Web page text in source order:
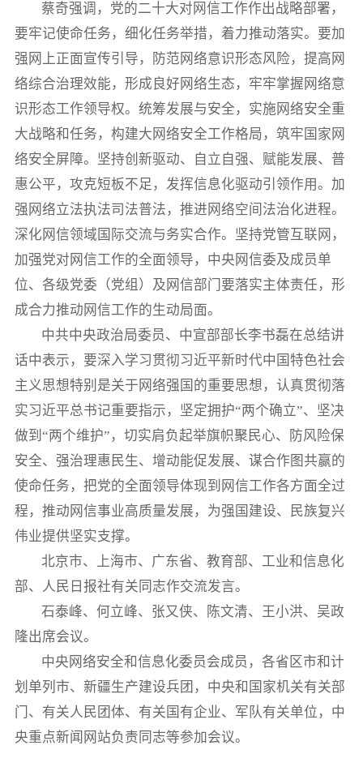
蔡奇强调，党的二十大对网信工作作出战略部署，
要牢记使命任务，细化任务举措，着力推动落实。要加
强网上正面宣传引导，防范网络意识形态风险，提高网
络综合治理效能，形成良好网络生态，牢牢掌握网络意
识形态工作领导权。统筹发展与安全，实施网络安全重
大战略和任务，构建大网络安全工作格局，筑牢国家网
络安全屏障。坚持创新驱动、自立自强、赋能发展、普
惠公平，攻克短板不足，发挥信息化驱动引领作用。加
强网络立法执法司法普法，推进网络空间法治化进程。
深化网信领域国际交流与务实合作。坚持党管互联网，
加强党对网信工作的全面领导，中央网信委及成员单
位、各级党委（党组）及网信部门要落实主体责任，形
成合力推动网信工作的生动局面。
中共中央政治局委员、中宣部部长李书磊在总结讲
话中表示，要深入学习贯彻习近平新时代中国特色社会
主义思想特别是关于网络强国的重要思想，认真贯彻落
实习近平总书记重要指示，坚定拥护“两个确立”、坚决
做到“两个维护”，切实肩负起举旗帜聚民心、防风险保
安全、强治理惠民生、增动能促发展、谋合作图共赢的
使命任务，把党的全面领导体现到网信工作各方面全过
程，推动网信事业高质量发展，为强国建设、民族复兴
伟业提供坚实支撑。
北京市、上海市、广东省、教育部、工业和信息化
部、人民日报社有关同志作交流发言。
石泰峰、何立峰、张又侠、陈文清、王小洪、吴政
隆出席会议。
中央网络安全和信息化委员会成员，各省区市和计
划单列市、新疆生产建设兵团，中央和国家机关有关部
门、有关人民团体、有关国有企业、军队有关单位，中
央重点新闻网站负责同志等参加会议。